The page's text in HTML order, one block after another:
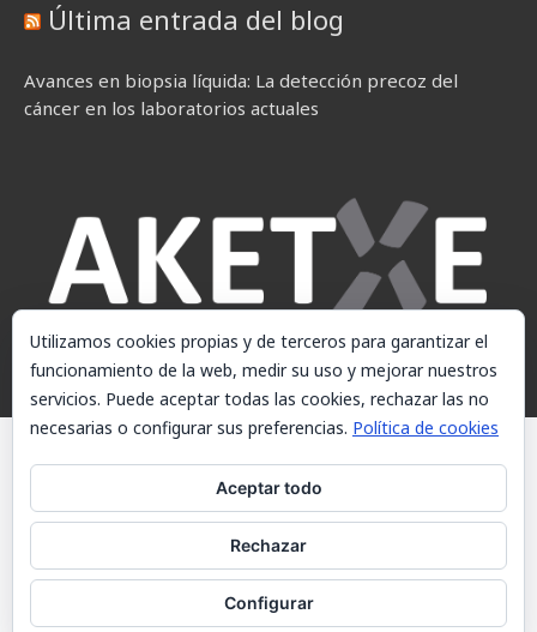
Última entrada del blog
Avances en biopsia líquida: La detección precoz del
cáncer en los laboratorios actuales
© AKETXE Consulting, S.L. - Este sitio web utiliza cookies, consulte
nuestra Política de cookies.
Política de cookies
Contacto
Utilizamos cookies propias y de terceros para garantizar el
funcionamiento de la web, medir su uso y mejorar nuestros
servicios. Puede aceptar todas las cookies, rechazar las no
necesarias o configurar sus preferencias. Política de cookies
Aceptar todo
Rechazar
Configurar